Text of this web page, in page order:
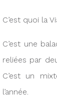
C’est quoi la
C’est une
reliées par
C’est un
l’année.